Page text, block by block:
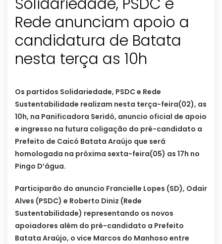
Rede anunciam apoio a
candidatura de Batata
nesta terça as 10h
Os partidos Solidariedade, PSDC e Rede
Sustentabilidade realizam nesta terça-feira(02), as
10h, na Panificadora Seridó, anuncio oficial de apoio
e ingresso na futura coligação do pré-candidato a
Prefeito de Caicó Batata Araújo que será
homologada na próxima sexta-feira(05) as 17h no
Pingo D’água.
Participarão do anuncio Francielle Lopes (SD), Odair
Alves (PSDC) e Roberto Diniz (Rede
Sustentabilidade) representando os novos
apoiadores além do pré-candidato a Prefeito
Batata Araújo, o vice Marcos do Manhoso entre